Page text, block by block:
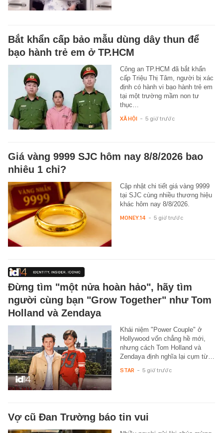
Bắt khẩn cấp bảo mẫu dùng dây thun để
bạo hành trẻ em ở TP.HCM
Công an TP.HCM đã bắt khẩn
cấp Triệu Thị Tâm, người bị xác
định có hành vi bạo hành trẻ em
tại một trường mầm non tư
thục…
XÃ HỘI - 5 giờ trước
Giá vàng 9999 SJC hôm nay 8/8/2026 bao
nhiêu 1 chỉ?
Cập nhật chi tiết giá vàng 9999
tại SJC cùng nhiều thương hiệu
khác hôm nay 8/8/2026.
MONEY.14 - 5 giờ trước
Đừng tìm "một nửa hoàn hảo", hãy tìm
người cùng bạn "Grow Together" như Tom
Holland và Zendaya
Khái niệm "Power Couple" ở
Hollywood vốn chẳng hề mới,
nhưng cách Tom Holland và
Zendaya định nghĩa lại cụm từ…
STAR - 5 giờ trước
Vợ cũ Đan Trường báo tin vui